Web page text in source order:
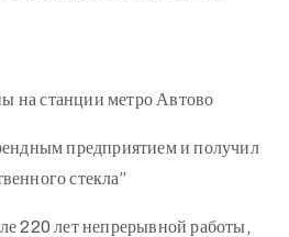
на станции метро Автово
предприятием и получил
стекла”
220 лет непрерывной работы,